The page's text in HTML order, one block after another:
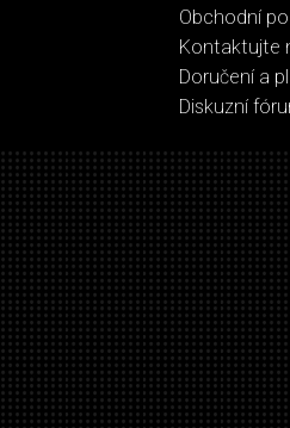
Obchodní
Kontaktujte
Doručení a
Diskuzní